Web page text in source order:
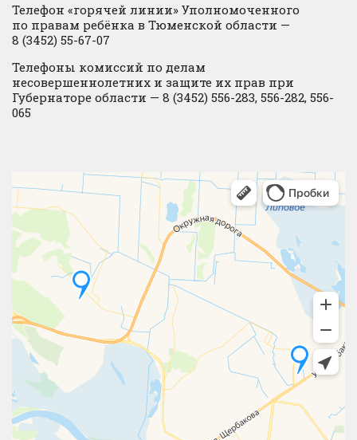
Телефон «горячей линии» Уполномоченного
по правам ребёнка в Тюменской области —
8 (3452) 55-67-07
Телефоны комиссий по делам
несовершеннолетних и защите их прав при
Губернаторе области — 8 (3452) 556-283, 556-282, 556-
065